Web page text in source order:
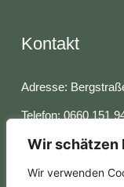
Wir schätzen
Wir verwenden
Kontakt
Adresse:
Telefon: 0660 151
Email: